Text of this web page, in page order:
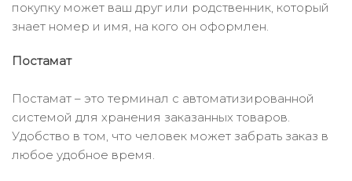
покупку может ваш друг или родственник, который
знает номер и имя, на кого он оформлен.
Постамат
Постамат – это терминал с автоматизированной
системой для хранения заказанных товаров.
Удобство в том, что человек может забрать заказ в
любое удобное время.